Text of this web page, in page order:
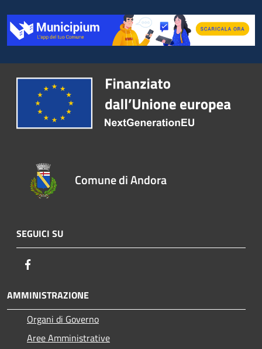
Comune di Andora
SEGUICI SU
AMMINISTRAZIONE
Organi di Governo
Aree Amministrative